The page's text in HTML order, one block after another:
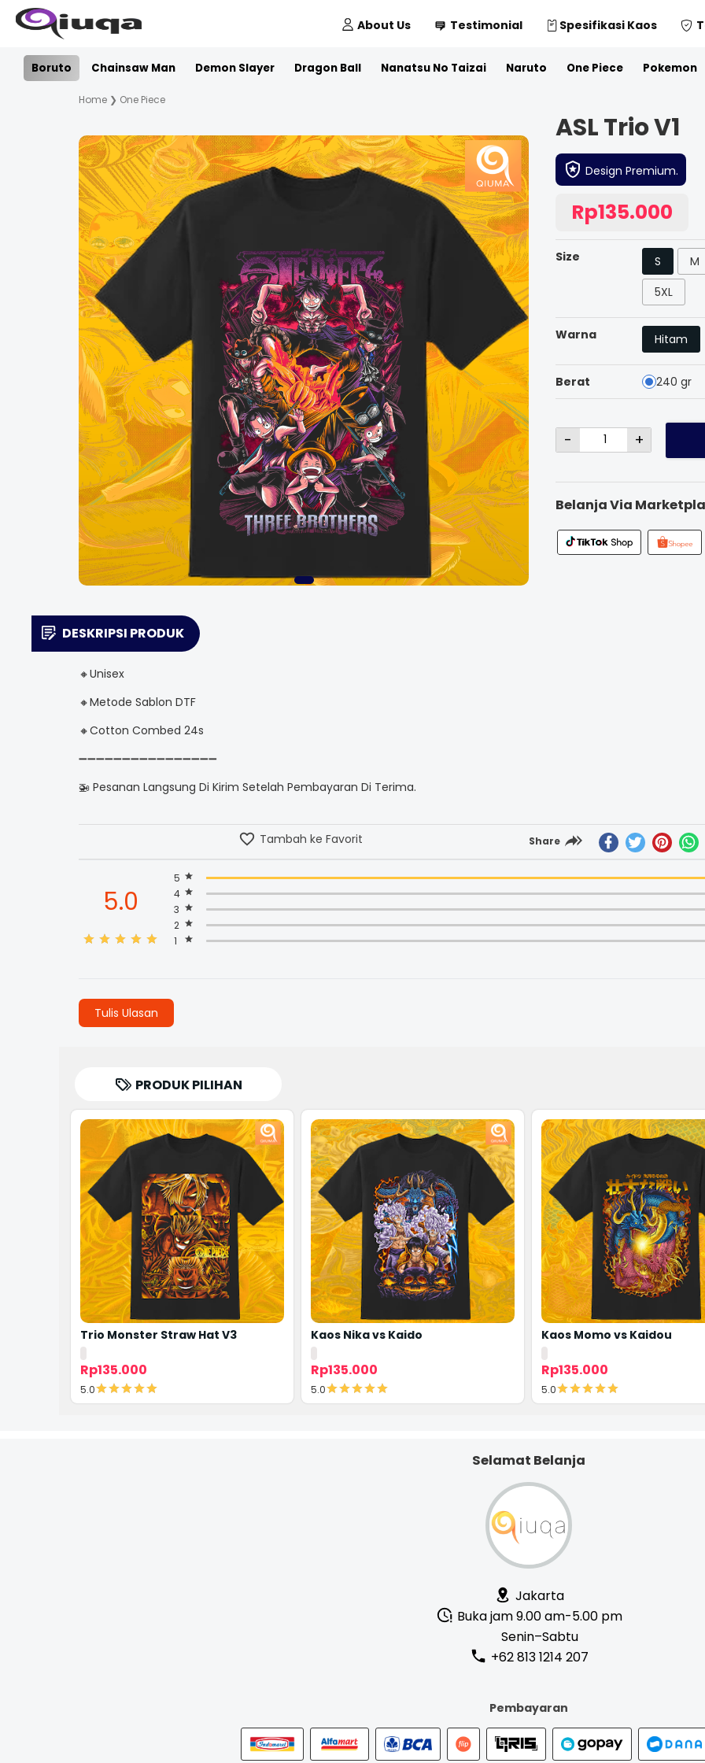
About Us Testimonial Spesifikasi Kaos
Boruto Chainsaw Man Demon Slayer Dragon Ball Nanatsu No Taizai Naruto One Piece Pokemon
Home ❯ One Piece
ASL Trio V1
Design Premium.
Rp135.000
Size S M
5XL
Warna Hitam
Berat 240 gr
- +
Belanja Via
DESKRIPSI PRODUK
🔸Unisex
🔸Metode Sablon DTF
🔸Cotton Combed 24s
➖➖➖➖➖➖➖➖➖➖➖➖➖➖➖➖
🚁 Pesanan Langsung Di Kirim Setelah Pembayaran Di Terima.
Tambah ke Favorit Share
5.0
5
4
3
2
1
Tulis Ulasan
PRODUK PILIHAN
Trio Monster Straw Hat V3
Rp135.000
5.0
Kaos Nika vs Kaido
Rp135.000
5.0
Kaos Momo vs Kaidou
Rp135.000
5.0
Selamat Belanja
Jakarta
Buka jam 9.00 am-5.00 pm
Senin–Sabtu
+62 813 1214 207
Pembayaran